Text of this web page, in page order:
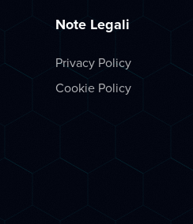
Note Legali
Privacy Policy
Cookie Policy